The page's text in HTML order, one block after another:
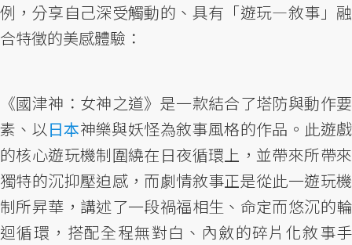
例，分享自己深受觸動的、具有「遊玩—敘事」融
合特徵的美感體驗：
《國津神：女神之道》是一款結合了塔防與動作要
素、以日本神樂與妖怪為敘事風格的作品。此遊戲
的核心遊玩機制圍繞在日夜循環上，並帶來所帶來
獨特的沉抑壓迫感，而劇情敘事正是從此一遊玩機
制所昇華，講述了一段禍福相生、命定而悠沉的輪
迴循環，搭配全程無對白、內斂的碎片化敘事手